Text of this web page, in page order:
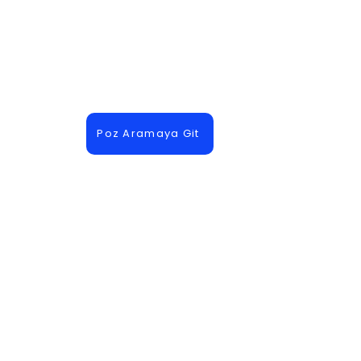
Poz Aramaya Git